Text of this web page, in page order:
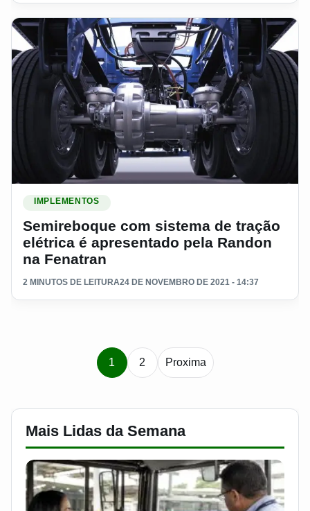
IMPLEMENTOS
Semireboque com sistema de tração
elétrica é apresentado pela Randon
na Fenatran
2 MINUTOS DE LEITURA24 DE NOVEMBRO DE 2021 - 14:37
1 2 Proxima
Mais Lidas da Semana